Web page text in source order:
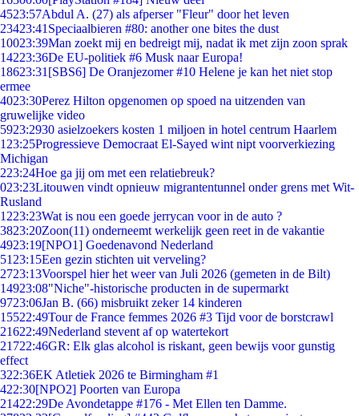
4523:57Abdul A. (27) als afperser "Fleur" door het leven
23423:41 Speciaalbieren #80: another one bites the dust
10023:39Man zoekt mij en bedreigt mij, nadat ik met zijn zoon sprak
14223:36De EU-politiek #6 Musk naar Europa!
18623:31 [SBS6] De Oranjezomer #10 Helene je kan het niet stop
ermee
4023:30Perez Hilton opgenomen op spoed na uitzenden van
gruwelijke video
5923:2930 asielzoekers kosten 1 miljoen in hotel centrum Haarlem
1 23:25Progressieve Democraat El-Sayed wint nipt voorverkiezing
Michigan
223:24Hoe ga jij om met een relatiebreuk?
023:23Litouwen vindt opnieuw migrantentunnel onder grens met Wit-
Rusland
1223:23Wat is nou een goede jerrycan voor in de auto ?
3823:20Zoon(11) onderneemt werkelijk geen reet in de vakantie
4923:19[NPO1] Goedenavond Nederland
51 23:15Een gezin stichten uit verveling?
2723:13Voorspel hier het weer van Juli 2026 (gemeten in de Bilt)
14923:08"Niche"-historische producten in de supermarkt
9723:06Jan B. (66) misbruikt zeker 14 kinderen
15522:49Tour de France femmes 2026 #3 Tijd voor de borstcrawl
21622:49Nederland stevent af op watertekort
21722:46GR: Elk glas alcohol is riskant, geen bewijs voor gunstig
effect
322:36EK Atletiek 2026 te Birmingham #1
422:30[NPO2] Poorten van Europa
21422:29De Avondetappe #176 - Met Ellen ten Damme.